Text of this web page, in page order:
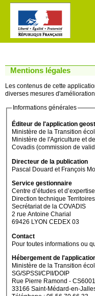
Mentions légales
Les contenus de cette
diverses mesures
Informations générales
Éditeur de l'application
Ministère de la Transition
Ministère de l'Agriculture et
Covadis (commission de
Directeur de la publication
Pascal Douard et François
Service gestionnaire
Centre d’études et
Direction technique
Secrétariat de la COVADIS
2 rue Antoine Charial
69426 LYON CEDEX 03
Contact
Pour toutes informations ou
Hébergement de
Ministère de la Transition
SG/SPSSI/CPII/DOIP
Rue Pierre Ramond -
33166 Saint-Médard-en-